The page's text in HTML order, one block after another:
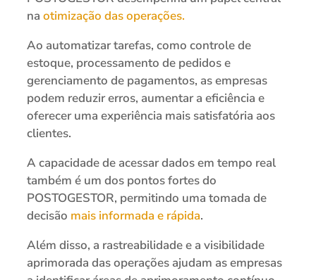
na otimização das operações.
Ao automatizar tarefas, como controle de
estoque, processamento de pedidos e
gerenciamento de pagamentos, as empresas
podem reduzir erros, aumentar a eficiência e
oferecer uma experiência mais satisfatória aos
clientes.
A capacidade de acessar dados em tempo real
também é um dos pontos fortes do
POSTOGESTOR, permitindo uma tomada de
decisão mais informada e rápida.
Além disso, a rastreabilidade e a visibilidade
aprimorada das operações ajudam as empresas